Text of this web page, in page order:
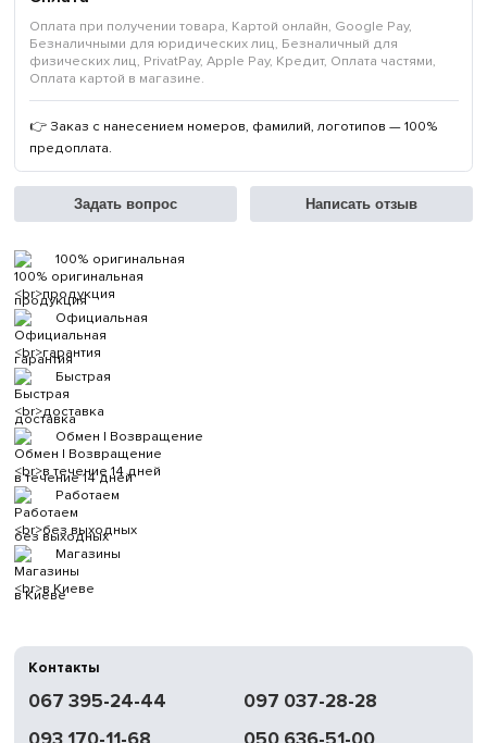
Оплата при получении товара, Картой онлайн, Google Pay,
Безналичными для юридических лиц, Безналичный для
физических лиц, PrivatPay, Apple Pay, Кредит, Оплата частями,
Оплата картой в магазине.
👉 Заказ с нанесением номеров, фамилий, логотипов — 100%
предоплата.
Задать вопрос Написать отзыв
100% оригинальная
продукция
Официальная
гарантия
Быстрая
доставка
Обмен | Возвращение
в течение 14 дней
Работаем
без выходных
Магазины
в Киеве
Контакты
067 395-24-44
097 037-28-28